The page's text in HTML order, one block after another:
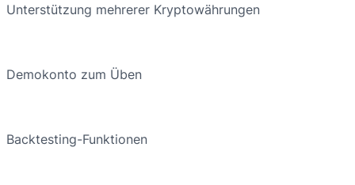
Unterstützung mehrerer Kryptowährungen
Demokonto zum Üben
Backtesting-Funktionen